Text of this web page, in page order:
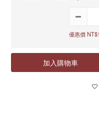
優惠價
加入購物車